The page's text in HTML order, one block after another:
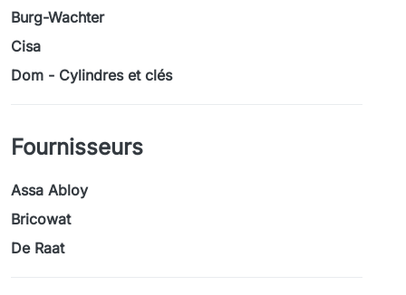
Burg-Wachter
Cisa
Dom - Cylindres et clés
Fournisseurs
Assa Abloy
Bricowat
De Raat